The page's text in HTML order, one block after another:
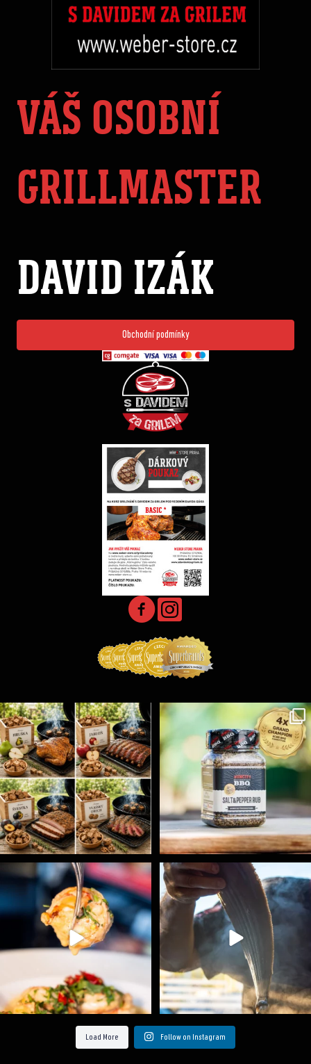
VÁŠ OSOBNÍ
GRILLMASTER
DAVID IZÁK
Obchodní podmínky
Udící špalíky - BORN TO SMOKE - různé druhy k...
5 0
Koření Suncity – autentická BBQ chuť u vás doma!...
1 0
Spoustu podobných triků, které vám usnadní nejenom...
9 0
Ryba na grilu je opravdu rychlá, a stejně tak...
Load More Follow on Instagram